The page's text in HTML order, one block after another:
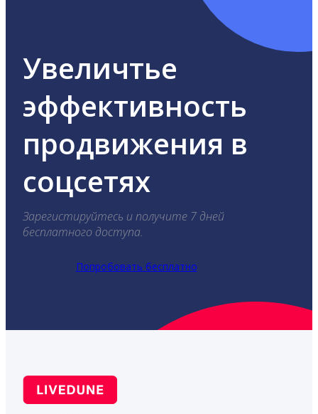
Увеличтье
эффективность
продвижения в
соцсетях
Зарегистируйтесь и получите 7 дней
бесплатного доступа.
Попробовать бесплатно